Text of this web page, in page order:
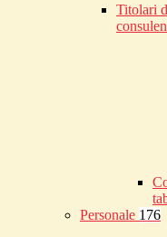
Titolari
Personale 176